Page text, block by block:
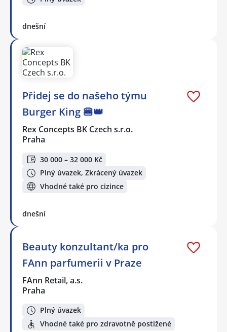
dnešní
Přidej se do našeho týmu
Burger King 🍔👑
Rex Concepts BK Czech s.r.o.
Praha
30 000 – 32 000 Kč
Plný úvazek, Zkrácený úvazek
Vhodné také pro cizince
dnešní
Beauty konzultant/ka pro
FAnn parfumerii v Praze
FAnn Retail, a.s.
Praha
Plný úvazek
Vhodné také pro zdravotně postižené